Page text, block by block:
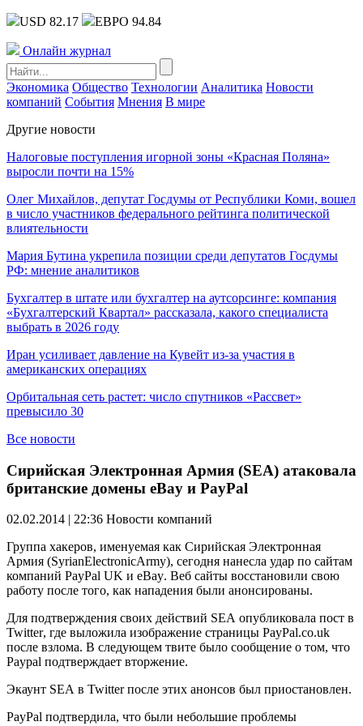
USD 82.17 ЕВРО 94.84
Онлайн журнал
Экономика Общество Технологии Аналитика Новости
компаний События Мнения В мире
Другие новости
Налоговые поступления игорной зоны «Красная Поляна»
выросли почти на 15%
Олег Михайлов, депутат Госдумы от Республики Коми, вошел
в число участников федерального рейтинга политической
влиятельности
Мария Бутина укрепила позиции среди депутатов Госдумы
РФ: мнение аналитиков
Бухгалтер в штате или бухгалтер на аутсорсинге: компания
«Бухгалтерский Квартал» рассказала, какого специалиста
выбрать в 2026 году
Иран усиливает давление на Кувейт из-за участия в
американских операциях
Орбитальная сеть растет: число спутников «Рассвет»
превысило 30
Все новости
Сирийская Электронная Армия (SEA) атаковала
британские домены eBay и PayPal
02.02.2014 | 22:36 Новости компаний
Группа хакеров, именуемая как Сирийская Электронная
Армия (SyrianElectronicArmy), сегодня нанесла удар по сайтам
компаний PayPal UK и eBay. Веб сайты восстановили свою
работу после того, как нападения были анонсированы.
Для подтверждения своих действий SEA опубликовала пост в
Twitter, где выложила изображение страницы PayPal.co.uk
после взлома. В следующем твите было сообщение о том, что
Paypal подтверждает вторжение.
Экаунт SEA в Twitterпосле этих анонсов был приостановлен.
PayPal подтвердила, что были небольшие проблемы